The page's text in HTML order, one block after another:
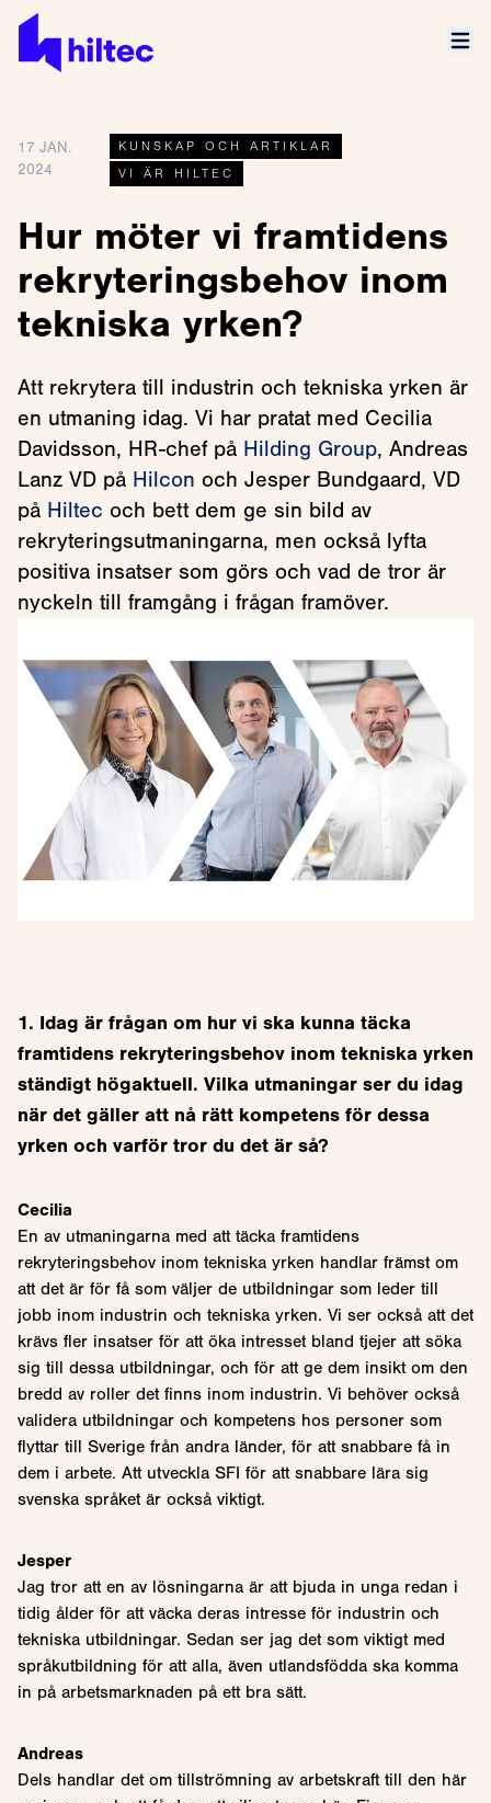
17 JAN.
2024
KUNSKAP OCH ARTIKLAR
VI ÄR HILTEC
Hur möter vi framtidens
rekryteringsbehov inom
tekniska yrken?
Att rekrytera till industrin och tekniska yrken är
en utmaning idag. Vi har pratat med Cecilia
Davidsson, HR-chef på Hilding Group, Andreas
Lanz VD på Hilcon och Jesper Bundgaard, VD
på Hiltec och bett dem ge sin bild av
rekryteringsutmaningarna, men också lyfta
positiva insatser som görs och vad de tror är
nyckeln till framgång i frågan framöver.
1. Idag är frågan om hur vi ska kunna täcka
framtidens rekryteringsbehov inom tekniska yrken
ständigt högaktuell. Vilka utmaningar ser du idag
när det gäller att nå rätt kompetens för dessa
yrken och varför tror du det är så?
Cecilia
En av utmaningarna med att täcka framtidens
rekryteringsbehov inom tekniska yrken handlar främst om
att det är för få som väljer de utbildningar som leder till
jobb inom industrin och tekniska yrken. Vi ser också att det
krävs fler insatser för att öka intresset bland tjejer att söka
sig till dessa utbildningar, och för att ge dem insikt om den
bredd av roller det finns inom industrin. Vi behöver också
validera utbildningar och kompetens hos personer som
flyttar till Sverige från andra länder, för att snabbare få in
dem i arbete. Att utveckla SFI för att snabbare lära sig
svenska språket är också viktigt.
Jesper
Jag tror att en av lösningarna är att bjuda in unga redan i
tidig ålder för att väcka deras intresse för industrin och
tekniska utbildningar. Sedan ser jag det som viktigt med
språkutbildning för att alla, även utlandsfödda ska komma
in på arbetsmarknaden på ett bra sätt.
Andreas
Dels handlar det om tillströmning av arbetskraft till den här